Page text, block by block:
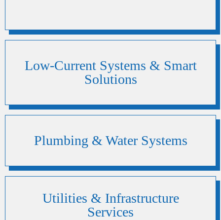
Low-Current Systems & Smart
Solutions
Plumbing & Water Systems
Utilities & Infrastructure
Services